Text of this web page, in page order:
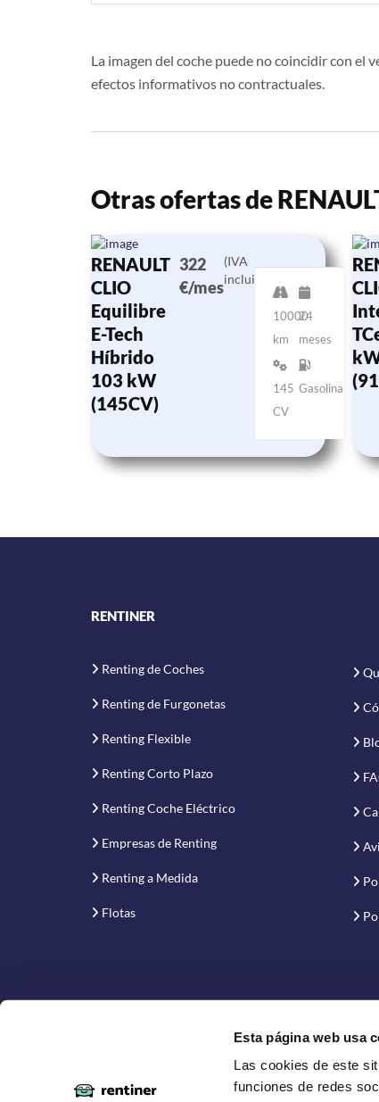
Esta página web usa
Las cookies de este
funciones de redes
La imagen del coche puede no coincidir con
efectos informativos no contractuales.
Otras ofertas de
RENAULT
CLIO
Equilibre
E-Tech
Híbrido
103 kW
(145CV)
322
€/mes
(IVA
incluido)
10000
km
24
meses
145
CV
Gasolina
RENTINER
Renting de Coches
Renting de Furgonetas
Renting Flexible
Renting Corto Plazo
Renting Coche Eléctrico
Empresas de Renting
Renting a Medida
Flotas
Proyecto financiado por la Empresa Nacional de